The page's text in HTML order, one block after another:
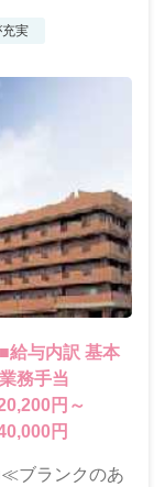
実
務手当
円～
円
ブランクのあ